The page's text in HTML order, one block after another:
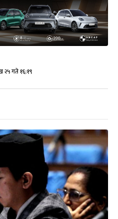
२५ गते १६:१९